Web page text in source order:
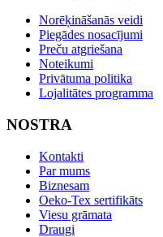
Norēķināšanās veidi
Piegādes nosacījumi
Preču atgriešana
Noteikumi
Privātuma politika
Lojalitātes programma
NOSTRA
Kontakti
Par mums
Biznesam
Oeko-Tex sertifikāts
Viesu grāmata
Draugi